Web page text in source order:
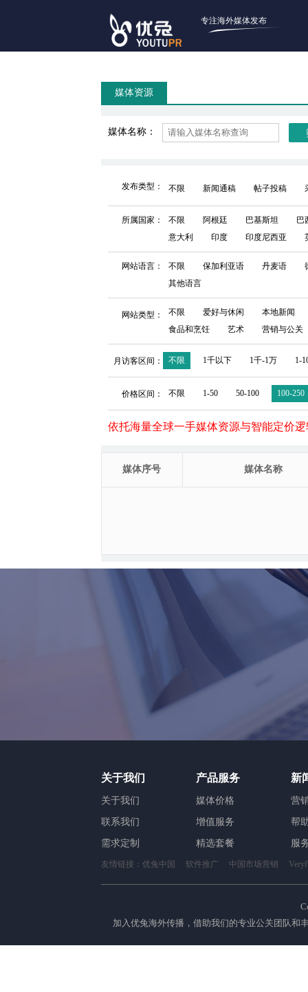
专注海外媒体发布
媒体资源
媒体名称：
发布类型： 不限 新闻通稿 帖子投稿
所属国家： 不限 阿根廷 巴基斯坦
巴
意大利
印度 印度尼西亚
网站语言： 不限 保加利亚语 丹麦语
其他语言
网站类型： 不限 爱好与休闲
本地新闻
食品和烹饪
艺术 营销与公关
月访客区间： 不限 1千以下 1千-1万 1-
价格区间： 不限 1-50 50-100 100-250
依托海量全球一手媒体资源与智能定价
媒体序号 媒体名称
关于我们
关于我们
联系我们
需求定制
产品服务
媒体价格
增值服务
精选套餐
新
营
帮
服
友情链接： 优兔中国 软件推广 中国市场营销
加入优兔海外传播，借助我们的专业公关团队和